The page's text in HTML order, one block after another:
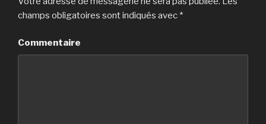
champs obligatoires sont indiqués avec *
Commentaire